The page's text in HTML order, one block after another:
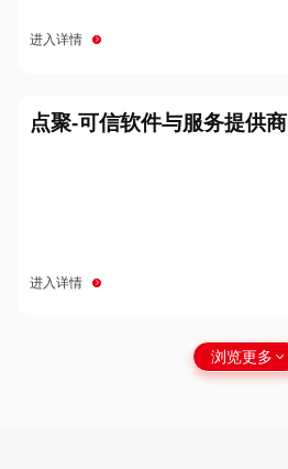
进入详情
点聚-可信软件与服务提供商
进入详情
浏览更多